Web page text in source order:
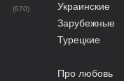
(670)
Украинские
Зарубежные
Турецкие
Про любовь